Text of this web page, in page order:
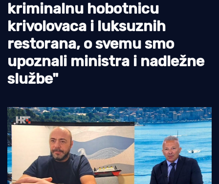
Ekologija
Tradicija i kultura
kriminalnu hobotnicu
krivolovaca i luksuznih
restorana, o svemu smo
upoznali ministra i nadležne
službe"